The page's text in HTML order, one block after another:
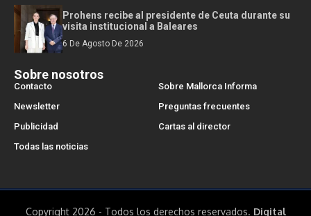
Prohens recibe al presidente de Ceuta durante su
visita institucional a Baleares
6 De Agosto De 2026
Sobre nosotros
Contacto
Sobre Mallorca Informa
Newsletter
Preguntas frecuentes
Publicidad
Cartas al director
Todas las noticias
Copyright 2026 - Todos los derechos reservados. Digital